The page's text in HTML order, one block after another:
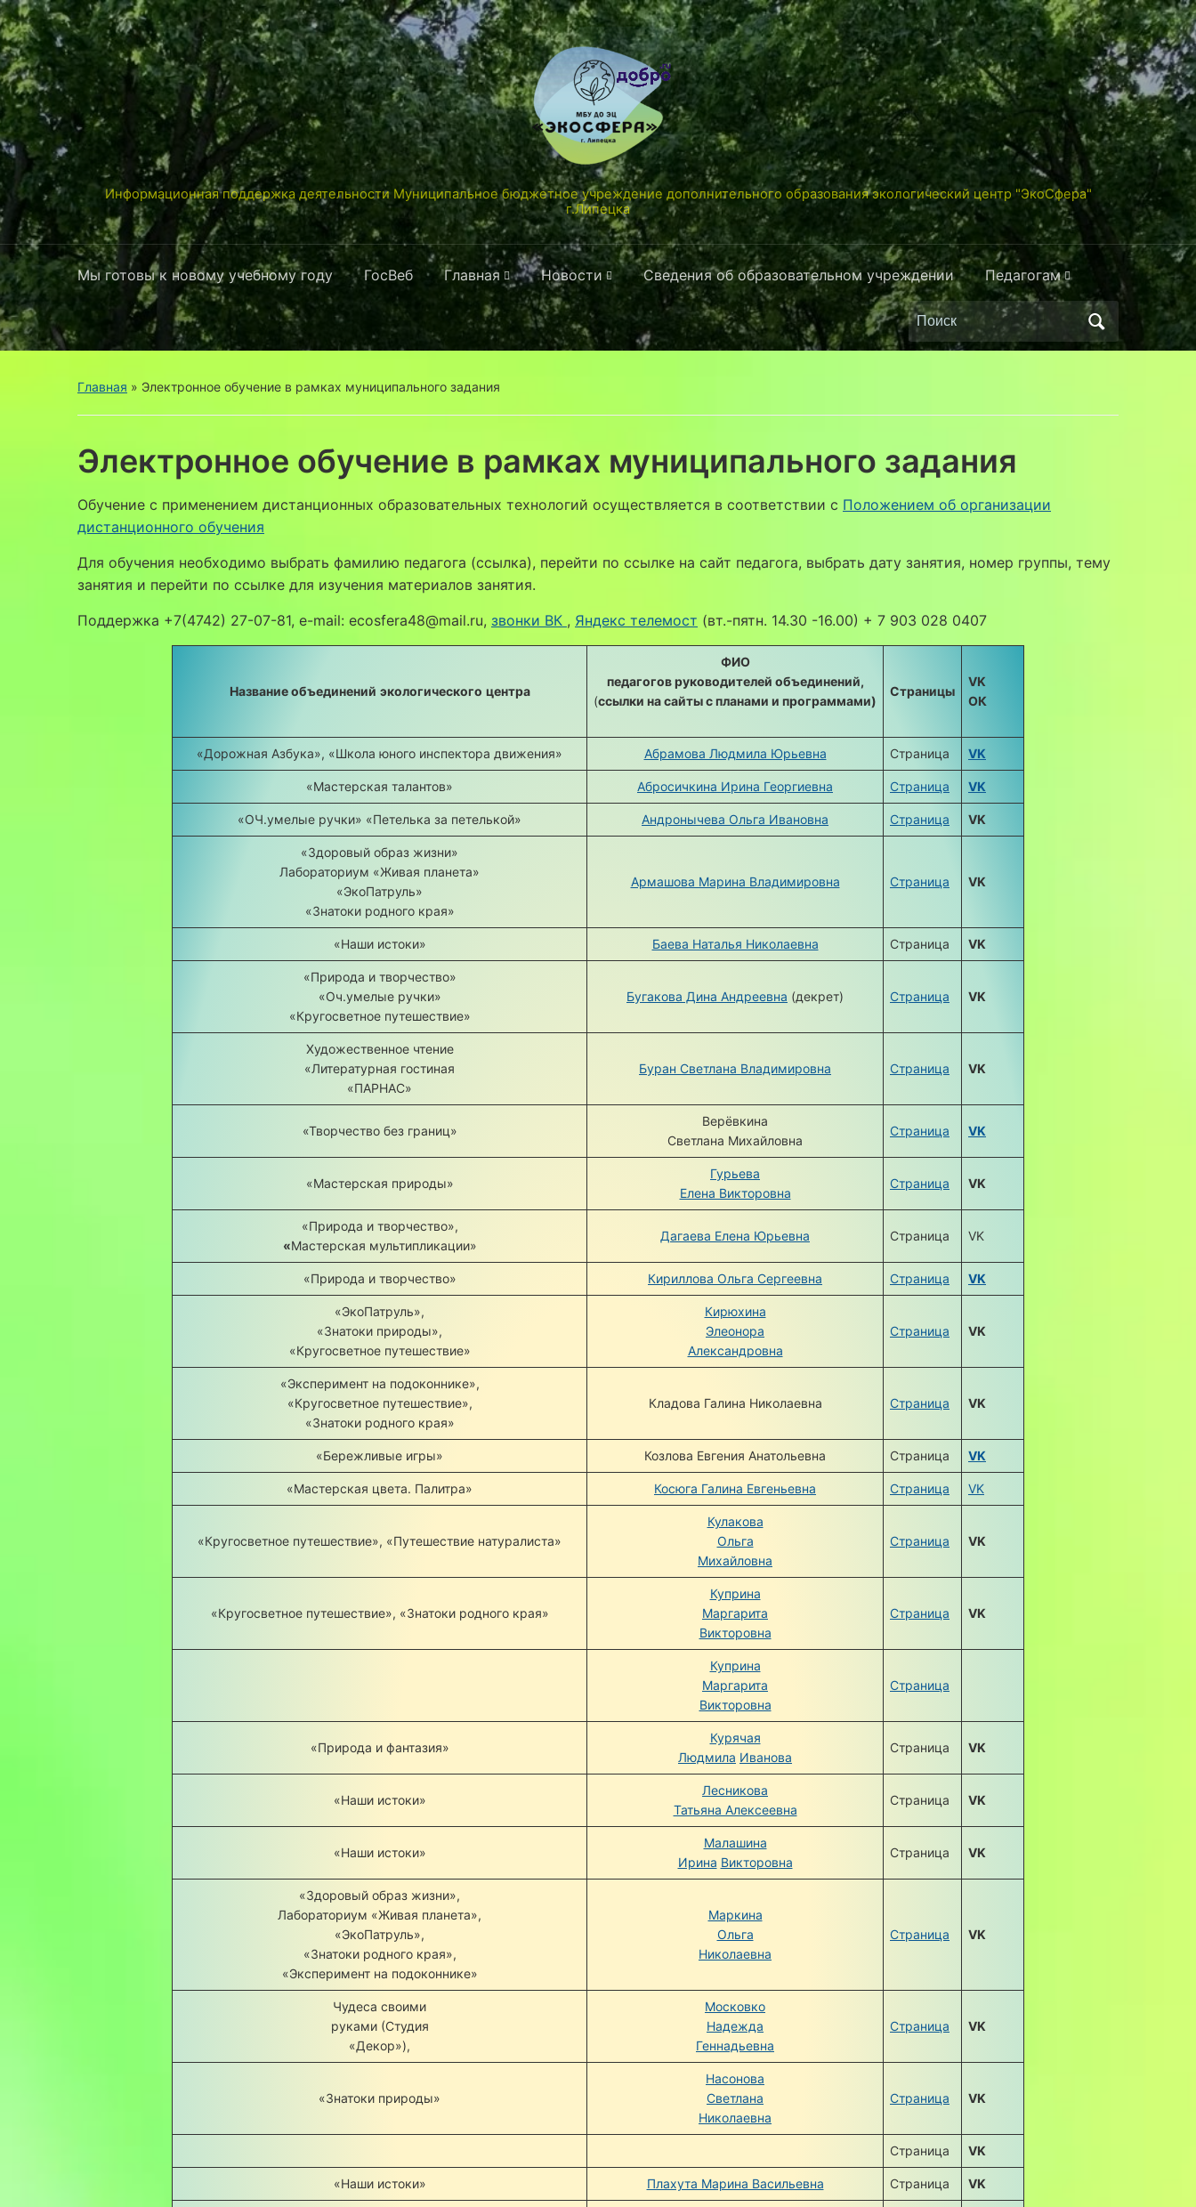
Информационная поддержка деятельности Муниципальное бюджетное учреждение дополнительного образования экологический центр "ЭкоСфера"
г.Липецка
Мы готовы к новому учебному году ГосВеб Главная Новости Сведения об образовательном учреждении Педагогам
Поиск
по:
Главная » Электронное обучение в рамках муниципального задания
Электронное обучение в рамках муниципального задания
Обучение с применением дистанционных образовательных технологий осуществляется в соответствии с Положением об организации
дистанционного обучения
Для обучения необходимо выбрать фамилию педагога (ссылка), перейти по ссылке на сайт педагога, выбрать дату занятия, номер группы, тему
занятия и перейти по ссылке для изучения материалов занятия.
Поддержка +7(4742) 27-07-81, e-mail: ecosfera48@mail.ru, звонки ВК , Яндекс телемост (вт.-пятн. 14.30 -16.00) + 7 903 028 0407
Название объединений экологического центра
ФИО
педагогов руководителей объединений,
(ссылки на сайты с планами и программами)
Страницы
VK
ОК
«Дорожная Азбука», «Школа юного инспектора движения» Абрамова Людмила Юрьевна Страница VK
«Мастерская талантов» Абросичкина Ирина Георгиевна Страница VK
«ОЧ.умелые ручки» «Петелька за петелькой» Андронычева Ольга Ивановна Страница VK
«Здоровый образ жизни»
Лабораториум «Живая планета»
«ЭкоПатруль»
«Знатоки родного края»
Армашова Марина Владимировна Страница VK
«Наши истоки» Баева Наталья Николаевна Страница VK
«Природа и творчество»
«Оч.умелые ручки»
«Кругосветное путешествие»
Бугакова Дина Андреевна (декрет) Страница VK
Художественное чтение
«Литературная гостиная
«ПАРНАС»
Буран Светлана Владимировна Страница VK
«Творчество без границ»
Верёвкина
Светлана Михайловна
Страница VK
«Мастерская природы»
Гурьева
Елена Викторовна
Страница VK
«Природа и творчество»,
«Мастерская мультипликации»
Дагаева Елена Юрьевна Страница VK
«Природа и творчество» Кириллова Ольга Сергеевна Страница VK
«ЭкоПатруль»,
«Знатоки природы»,
«Кругосветное путешествие»
Кирюхина
Элеонора
Александровна
Страница VK
«Эксперимент на подоконнике»,
«Кругосветное путешествие»,
«Знатоки родного края»
Кладова Галина Николаевна Страница VK
«Бережливые игры» Козлова Евгения Анатольевна Страница VK
«Мастерская цвета. Палитра» Косюга Галина Евгеньевна Страница VK
«Кругосветное путешествие», «Путешествие натуралиста»
Кулакова
Ольга
Михайловна
Страница VK
«Кругосветное путешествие», «Знатоки родного края»
Куприна
Маргарита
Викторовна
Страница VK
Куприна
Маргарита
Викторовна
Страница
«Природа и фантазия»
Курячая
Людмила Иванова
Страница VK
«Наши истоки»
Лесникова
Татьяна Алексеевна
Страница VK
«Наши истоки»
Малашина
Ирина Викторовна
Страница VK
«Здоровый образ жизни»,
Лабораториум «Живая планета»,
«ЭкоПатруль»,
«Знатоки родного края»,
«Эксперимент на подоконнике»
Маркина
Ольга
Николаевна
Страница VK
Чудеса своими
руками (Студия
«Декор»),
Московко
Надежда
Геннадьевна
Страница VK
«Знатоки природы»
Насонова
Светлана
Николаевна
Страница VK
Страница VK
«Наши истоки» Плахута Марина Васильевна Страница VK